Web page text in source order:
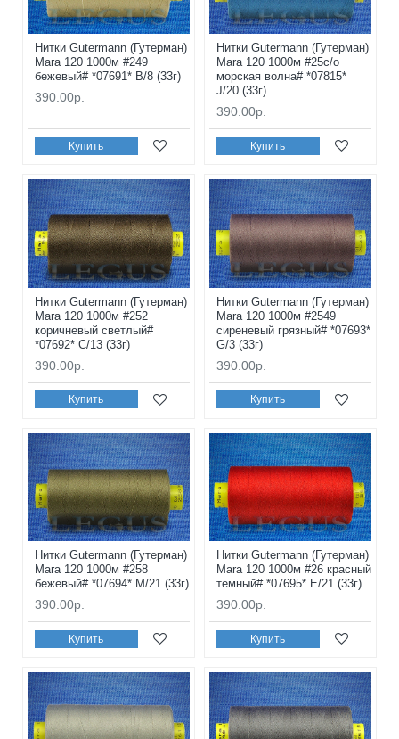
Нитки Gutermann (Гутерман)
Mara 120 1000м #249
бежевый# *07691* B/8 (33г)
390.00р.
Купить
Нитки Gutermann (Гутерман)
Mara 120 1000м #25с/о
морская волна# *07815*
J/20 (33г)
390.00р.
Купить
Нитки Gutermann (Гутерман)
Mara 120 1000м #252
коричневый светлый#
*07692* C/13 (33г)
390.00р.
Купить
Нитки Gutermann (Гутерман)
Mara 120 1000м #2549
сиреневый грязный# *07693*
G/3 (33г)
390.00р.
Купить
Нитки Gutermann (Гутерман)
Mara 120 1000м #258
бежевый# *07694* M/21 (33г)
390.00р.
Купить
Нитки Gutermann (Гутерман)
Mara 120 1000м #26 красный
темный# *07695* E/21 (33г)
390.00р.
Купить